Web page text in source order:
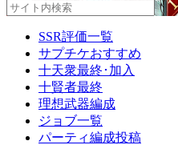
SSR評価一覧
サプチケおすすめ
十天衆最終･加入
十賢者最終
理想武器編成
ジョブ一覧
パーティ編成投稿